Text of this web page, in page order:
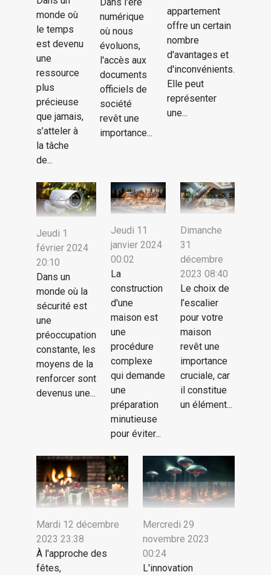
monde où
le temps
est devenu
une
ressource
plus
précieuse
que jamais,
s’atteler à
la tâche
de...
Dans l'ère
numérique
où nous
évoluons,
l'accès aux
documents
officiels de
société
revêt une
importance...
appartement
offre un certain
nombre
d'avantages et
d'inconvénients.
Elle peut
représenter
une...
Jeudi 1
février 2024
20:10
Dans un
monde où la
sécurité est
une
préoccupation
constante, les
moyens de la
renforcer sont
devenus une...
Jeudi 11
janvier 2024
00:02
La
construction
d'une
maison est
une
procédure
complexe
qui demande
une
préparation
minutieuse
pour éviter...
Dimanche
31
décembre
2023 08:40
Le choix de
l’escalier
pour votre
maison
revêt une
importance
cruciale, car
il constitue
un élément...
Mardi 12 décembre
2023 23:38
À l'approche des
fêtes,
Mercredi 29
novembre 2023
00:24
L'innovation